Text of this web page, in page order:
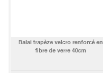
Balai trapèze velcro renforcé en
fibre de verre 40cm